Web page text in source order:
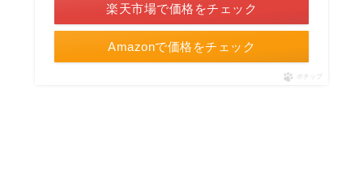
Amazonで価格をチェック
楽天市場で価格をチェック
ポチップ